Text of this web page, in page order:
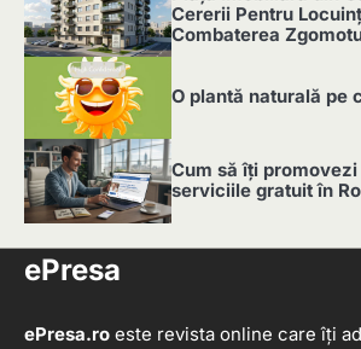
3
Cererii Pentru
Combaterea
4
O plantă naturală pe
5
Cum să îți
serviciile gratuit în
ePresa
ePresa.ro este revista online care îți